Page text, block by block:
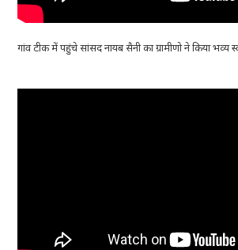
गांव टीक में पहुंचे सांसद नायब सैनी का ग्रामीणो ने किया भव्य